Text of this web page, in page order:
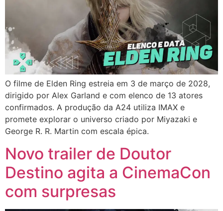
O filme de Elden Ring estreia em 3 de março de 2028,
dirigido por Alex Garland e com elenco de 13 atores
confirmados. A produção da A24 utiliza IMAX e
promete explorar o universo criado por Miyazaki e
George R. R. Martin com escala épica.
Novo trailer de Doutor
Destino agita a CinemaCon
com surpresas